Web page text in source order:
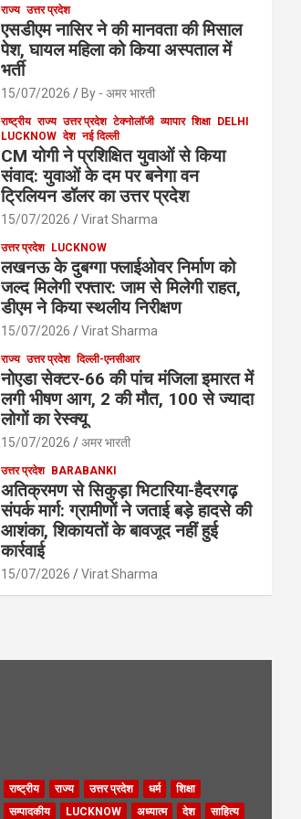
राज्य उत्तर प्रदेश
एसडीएम नासिर ने की मानवता की मिसाल
पेश, घायल महिला को किया अस्पताल में
भर्ती
15/07/2026 By - अमर भारती
राष्ट्रीय राज्य उत्तर प्रदेश टेक्नोलॉजी व्यापार शिक्षा
DELHI
LUCKNOW देश नई दिल्ली
CM योगी ने प्रशिक्षित युवाओं से किया
संवाद: युवाओं के दम पर बनेगा वन
ट्रिलियन डॉलर का उत्तर प्रदेश
15/07/2026 Virat Sharma
उत्तर प्रदेश LUCKNOW
लखनऊ के दुबग्गा फ्लाईओवर निर्माण को
जल्द मिलेगी रफ्तार: जाम से मिलेगी राहत,
डीएम ने किया स्थलीय निरीक्षण
15/07/2026 Virat Sharma
राज्य उत्तर प्रदेश दिल्ली-एनसीआर
नोएडा सेक्टर-66 की पांच मंजिला इमारत में
लगी भीषण आग, 2 की मौत, 100 से ज्यादा
लोगों का रेस्क्यू
15/07/2026 अमर भारती
उत्तर प्रदेश BARABANKI
अतिक्रमण से सिकुड़ा भिटारिया-हैदरगढ़
संपर्क मार्ग: ग्रामीणों ने जताई बड़े हादसे की
आशंका, शिकायतों के बावजूद नहीं हुई
कार्रवाई
15/07/2026 Virat Sharma
राष्ट्रीय राज्य उत्तर प्रदेश धर्म
शिक्षा
सम्पादकीय
LUCKNOW अध्यात्म देश साहित्य